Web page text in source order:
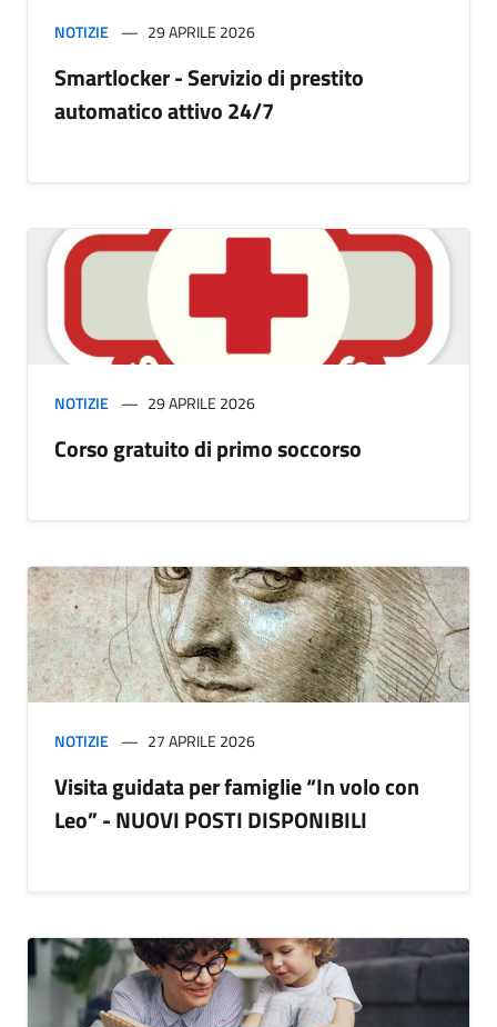
NOTIZIE 29 APRILE 2026
Smartlocker - Servizio di prestito
automatico attivo 24/7
NOTIZIE 29 APRILE 2026
Corso gratuito di primo soccorso
NOTIZIE 27 APRILE 2026
Visita guidata per famiglie “In volo con
Leo” - NUOVI POSTI DISPONIBILI